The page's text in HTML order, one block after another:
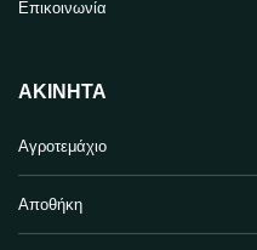
Επικοινωνία
ΑΚΊΝΗΤΑ
Αγροτεμάχιο
Αποθήκη